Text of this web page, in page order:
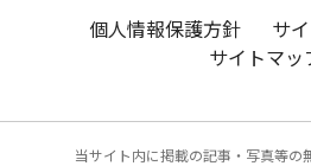
個人情報保護方針
サ
サイトマッ
当サイト内に掲載の記事・写真等の